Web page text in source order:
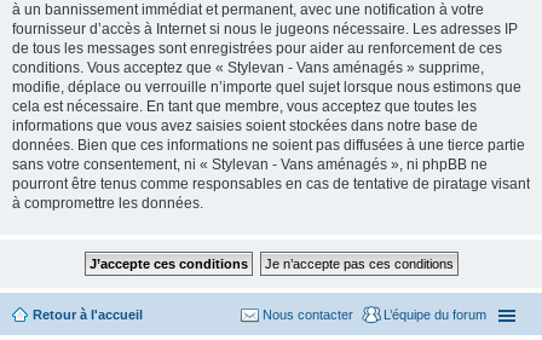
à un bannissement immédiat et permanent, avec une notification à votre
fournisseur d’accès à Internet si nous le jugeons nécessaire. Les adresses IP
de tous les messages sont enregistrées pour aider au renforcement de ces
conditions. Vous acceptez que « Stylevan - Vans aménagés » supprime,
modifie, déplace ou verrouille n’importe quel sujet lorsque nous estimons que
cela est nécessaire. En tant que membre, vous acceptez que toutes les
informations que vous avez saisies soient stockées dans notre base de
données. Bien que ces informations ne soient pas diffusées à une tierce partie
sans votre consentement, ni « Stylevan - Vans aménagés », ni phpBB ne
pourront être tenus comme responsables en cas de tentative de piratage visant
à compromettre les données.
Retour à l'accueil L’équipe du forum
Nous contacter